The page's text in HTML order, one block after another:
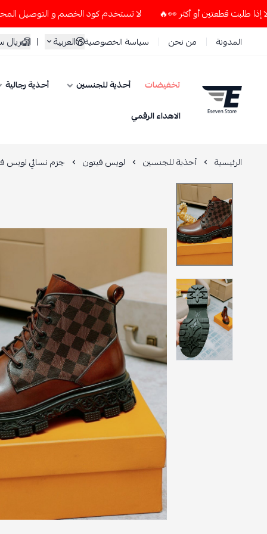
لا تستخدم كود الخصم و التوصيل المجاني " N7 " إلا إذا طلبت قطعتين أو أكثر 👀🔥
المدونة من نحن سياسة الخصوصية العربية |
ESEVEN STORE
تخفيضات أحذية للجنسين أحذية رجالية
الاهداء الرقمي
الرئيسية أحذية للجنسين لويس فيتون جزم نسائي لويس